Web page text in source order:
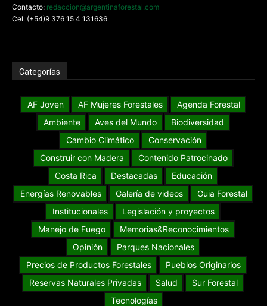
Contacto: redaccion@argentinaforestal.com
Cel: (+54)9 376 15 4 131636
Categorías
AF Joven AF Mujeres Forestales
Agenda Forestal
Ambiente
Aves del Mundo
Biodiversidad
Cambio Climático
Conservación
Construir con Madera
Contenido Patrocinado
Costa Rica
Destacadas
Educación
Energías Renovables
Galería de videos
Guia Forestal
Institucionales
Legislación y proyectos
Manejo de Fuego
Memorias&Reconocimientos
Opinión
Parques Nacionales
Precios de Productos Forestales
Pueblos Originarios
Reservas Naturales Privadas
Salud
Sur Forestal
Tecnologías